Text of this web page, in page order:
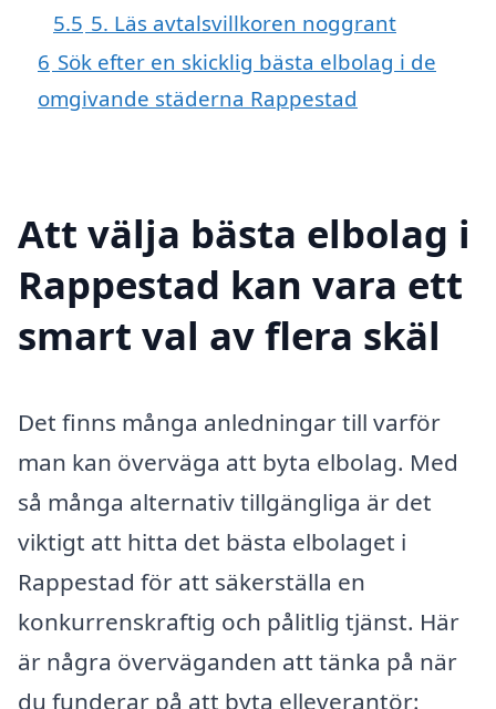
5.5 5. Läs avtalsvillkoren noggrant
6 Sök efter en skicklig bästa elbolag i de
omgivande städerna Rappestad
Att välja bästa elbolag i
Rappestad kan vara ett
smart val av flera skäl
Det finns många anledningar till varför
man kan överväga att byta elbolag. Med
så många alternativ tillgängliga är det
viktigt att hitta det bästa elbolaget i
Rappestad för att säkerställa en
konkurrenskraftig och pålitlig tjänst. Här
är några överväganden att tänka på när
du funderar på att byta elleverantör: